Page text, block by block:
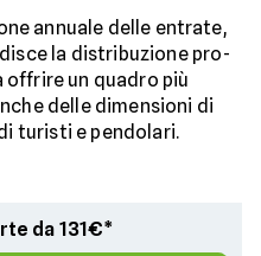
annuale delle entrate,
la distribuzione pro-
offrire un quadro più
delle dimensioni di
turisti e pendolari.
da 131€*